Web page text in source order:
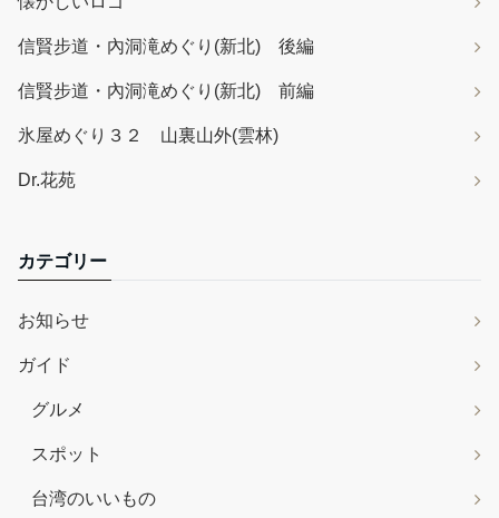
信賢步道・內洞滝めぐり(新北) 後編
信賢步道・內洞滝めぐり(新北) 前編
氷屋めぐり３２ 山裏山外(雲林)
Dr.花苑
カテゴリー
お知らせ
ガイド
グルメ
スポット
台湾のいいもの